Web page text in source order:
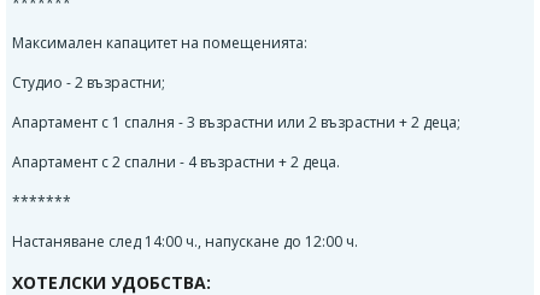
Максимален капацитет на помещенията:
Студио - 2 възрастни;
Апартамент с 1 спалня - 3 възрастни или 2 възрастни + 2 деца;
Апартамент с 2 спални - 4 възрастни + 2 деца.
*******
Настаняване след 14:00 ч., напускане до 12:00 ч.
ХОТЕЛСКИ УДОБСТВА: